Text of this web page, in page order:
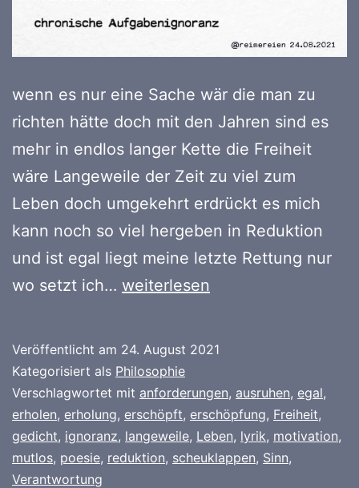
wenn es nur eine Sache wär die man zu
richten hätte doch mit den Jahren sind es
mehr in endlos langer Kette die Freiheit
wäre Langeweile der Zeit zu viel zum
Leben doch umgekehrt erdrückt es mich
kann noch so viel hergeben in Reduktion
und ist egal liegt meine letzte Rettung nur
wo setzt ich… chronische
weiterlesen
Veröffentlicht am 24. August 2021
Kategorisiert als Philosophie
Verschlagwortet mit anforderungen, ausruhen, egal,
erholen, erholung, erschöpft, erschöpfung, Freiheit,
gedicht, ignoranz, langeweile, Leben, lyrik, motivation,
mutlos, poesie, reduktion, scheuklappen, Sinn,
Verantwortung